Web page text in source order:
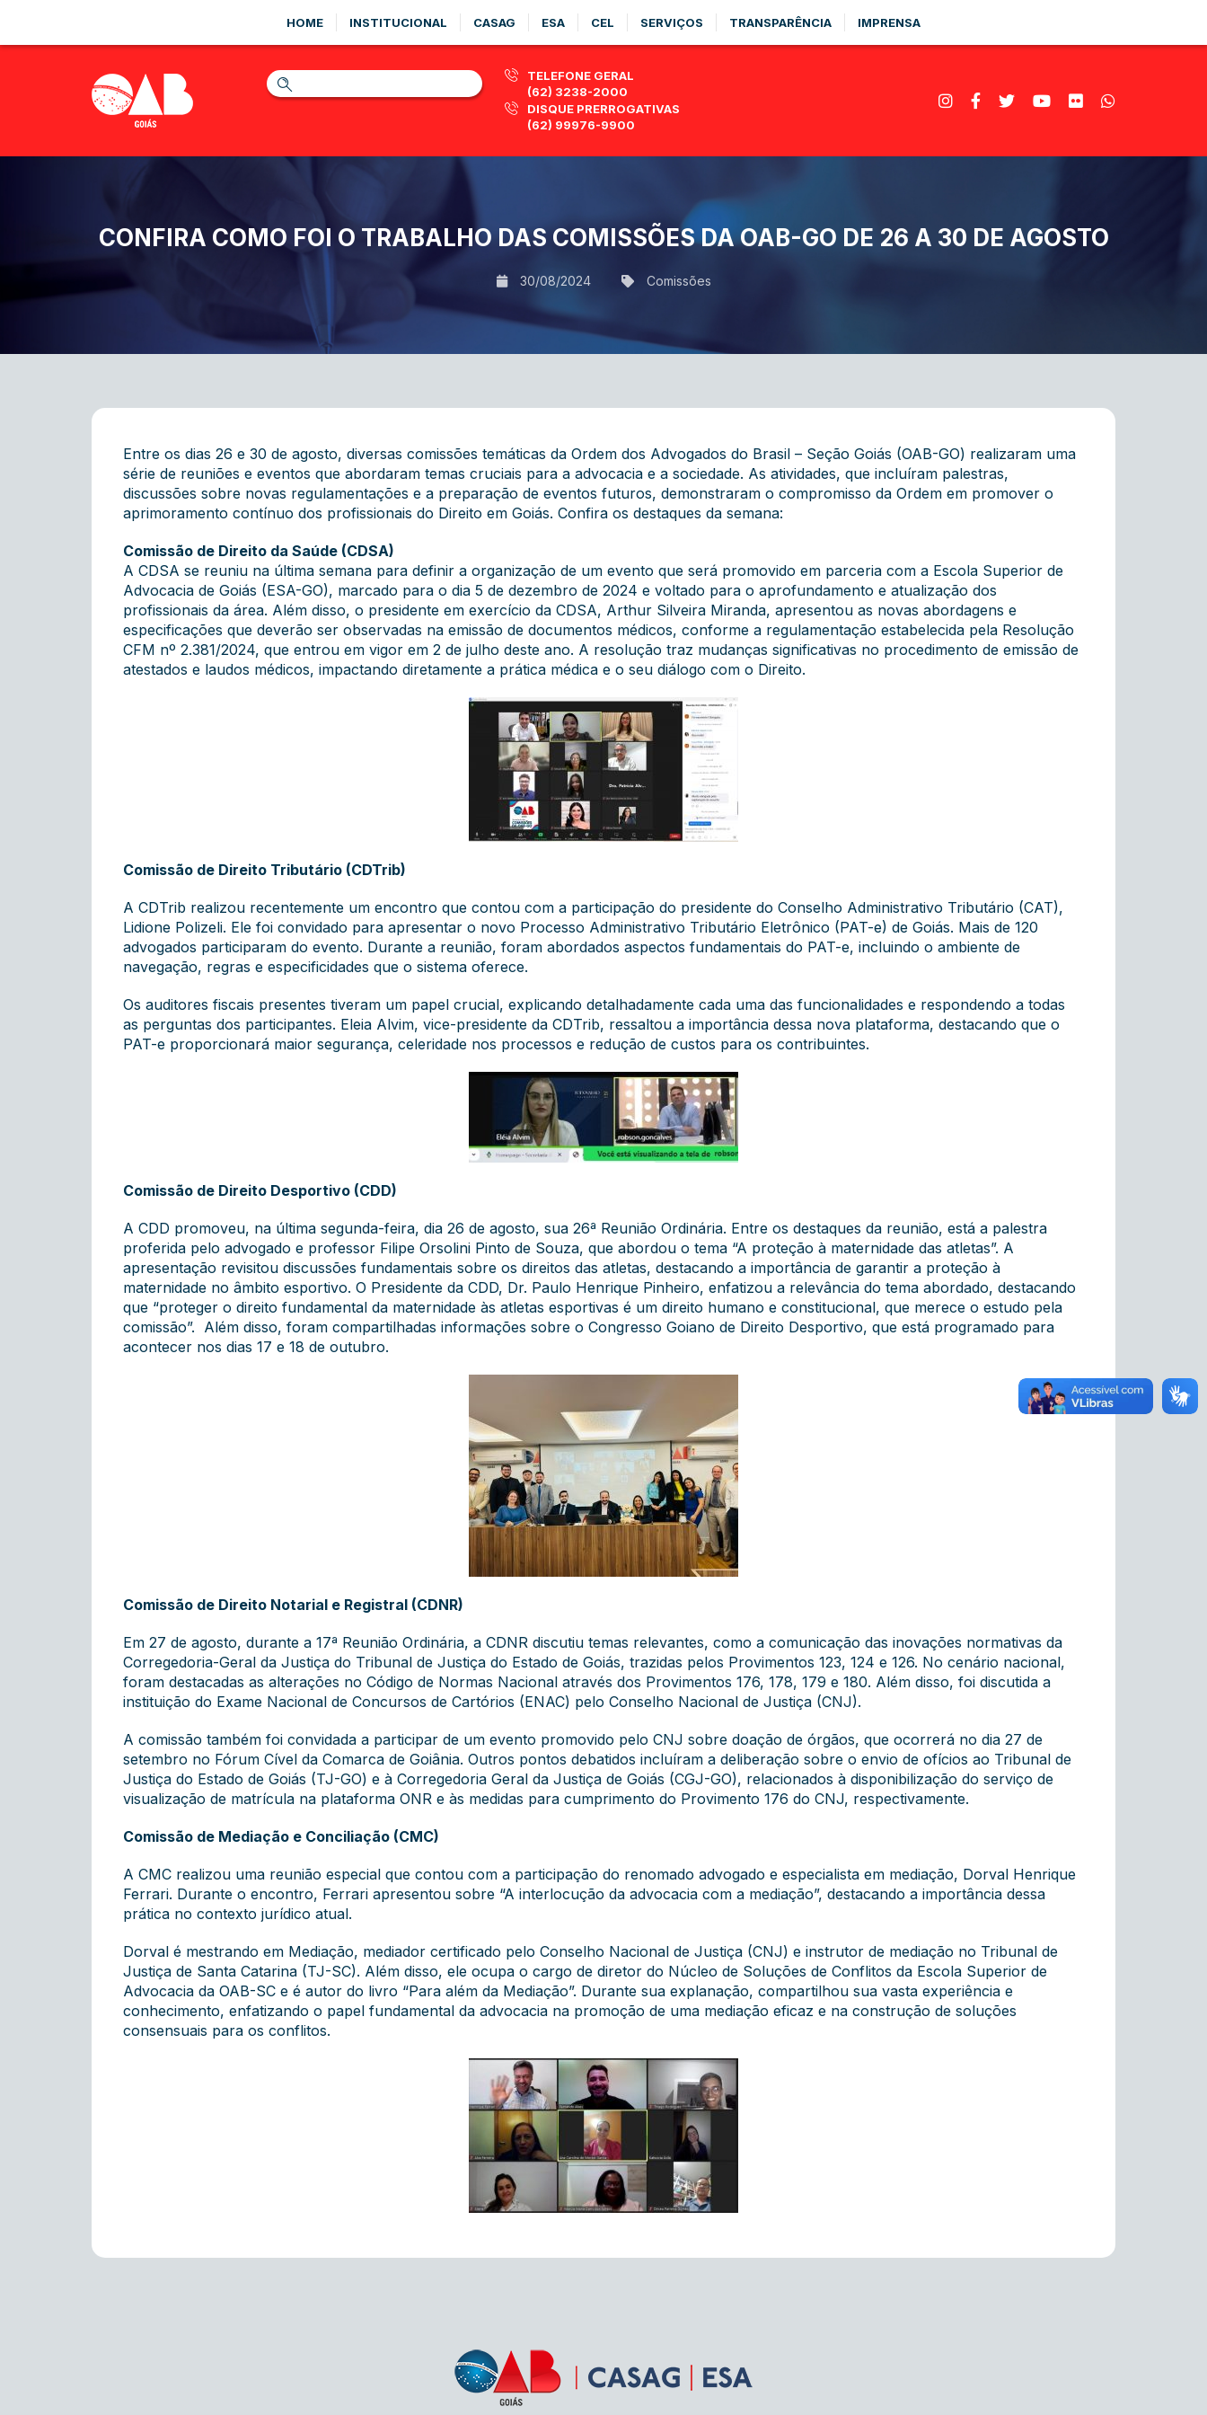
HOME INSTITUCIONAL CASAG ESA CEL SERVIÇOS TRANSPARÊNCIA IMPRENSA
TELEFONE GERAL
(62) 3238-2000
DISQUE PRERROGATIVAS
(62) 99976-9900
CONFIRA COMO FOI O TRABALHO DAS COMISSÕES DA OAB-GO DE 26 A 30 DE AGOSTO
30/08/2024 Comissões
Entre os dias 26 e 30 de agosto, diversas comissões temáticas da Ordem dos Advogados do Brasil – Seção Goiás (OAB-GO) realizaram uma
série de reuniões e eventos que abordaram temas cruciais para a advocacia e a sociedade. As atividades, que incluíram palestras,
discussões sobre novas regulamentações e a preparação de eventos futuros, demonstraram o compromisso da Ordem em promover o
aprimoramento contínuo dos profissionais do Direito em Goiás. Confira os destaques da semana:
Comissão de Direito da Saúde (CDSA)
A CDSA se reuniu na última semana para definir a organização de um evento que será promovido em parceria com a Escola Superior de
Advocacia de Goiás (ESA-GO), marcado para o dia 5 de dezembro de 2024 e voltado para o aprofundamento e atualização dos
profissionais da área. Além disso, o presidente em exercício da CDSA, Arthur Silveira Miranda, apresentou as novas abordagens e
especificações que deverão ser observadas na emissão de documentos médicos, conforme a regulamentação estabelecida pela Resolução
CFM nº 2.381/2024, que entrou em vigor em 2 de julho deste ano. A resolução traz mudanças significativas no procedimento de emissão de
atestados e laudos médicos, impactando diretamente a prática médica e o seu diálogo com o Direito.
Comissão de Direito Tributário (CDTrib)
A CDTrib realizou recentemente um encontro que contou com a participação do presidente do Conselho Administrativo Tributário (CAT),
Lidione Polizeli. Ele foi convidado para apresentar o novo Processo Administrativo Tributário Eletrônico (PAT-e) de Goiás. Mais de 120
advogados participaram do evento. Durante a reunião, foram abordados aspectos fundamentais do PAT-e, incluindo o ambiente de
navegação, regras e especificidades que o sistema oferece.
Os auditores fiscais presentes tiveram um papel crucial, explicando detalhadamente cada uma das funcionalidades e respondendo a todas
as perguntas dos participantes. Eleia Alvim, vice-presidente da CDTrib, ressaltou a importância dessa nova plataforma, destacando que o
PAT-e proporcionará maior segurança, celeridade nos processos e redução de custos para os contribuintes.
Comissão de Direito Desportivo (CDD)
A CDD promoveu, na última segunda-feira, dia 26 de agosto, sua 26ª Reunião Ordinária. Entre os destaques da reunião, está a palestra
proferida pelo advogado e professor Filipe Orsolini Pinto de Souza, que abordou o tema “A proteção à maternidade das atletas”. A
apresentação revisitou discussões fundamentais sobre os direitos das atletas, destacando a importância de garantir a proteção à
maternidade no âmbito esportivo. O Presidente da CDD, Dr. Paulo Henrique Pinheiro, enfatizou a relevância do tema abordado, destacando
que “proteger o direito fundamental da maternidade às atletas esportivas é um direito humano e constitucional, que merece o estudo pela
comissão”. Além disso, foram compartilhadas informações sobre o Congresso Goiano de Direito Desportivo, que está programado para
acontecer nos dias 17 e 18 de outubro.
Comissão de Direito Notarial e Registral (CDNR)
Em 27 de agosto, durante a 17ª Reunião Ordinária, a CDNR discutiu temas relevantes, como a comunicação das inovações normativas da
Corregedoria-Geral da Justiça do Tribunal de Justiça do Estado de Goiás, trazidas pelos Provimentos 123, 124 e 126. No cenário nacional,
foram destacadas as alterações no Código de Normas Nacional através dos Provimentos 176, 178, 179 e 180. Além disso, foi discutida a
instituição do Exame Nacional de Concursos de Cartórios (ENAC) pelo Conselho Nacional de Justiça (CNJ).
A comissão também foi convidada a participar de um evento promovido pelo CNJ sobre doação de órgãos, que ocorrerá no dia 27 de
setembro no Fórum Cível da Comarca de Goiânia. Outros pontos debatidos incluíram a deliberação sobre o envio de ofícios ao Tribunal de
Justiça do Estado de Goiás (TJ-GO) e à Corregedoria Geral da Justiça de Goiás (CGJ-GO), relacionados à disponibilização do serviço de
visualização de matrícula na plataforma ONR e às medidas para cumprimento do Provimento 176 do CNJ, respectivamente.
Comissão de Mediação e Conciliação (CMC)
A CMC realizou uma reunião especial que contou com a participação do renomado advogado e especialista em mediação, Dorval Henrique
Ferrari. Durante o encontro, Ferrari apresentou sobre “A interlocução da advocacia com a mediação”, destacando a importância dessa
prática no contexto jurídico atual.
Dorval é mestrando em Mediação, mediador certificado pelo Conselho Nacional de Justiça (CNJ) e instrutor de mediação no Tribunal de
Justiça de Santa Catarina (TJ-SC). Além disso, ele ocupa o cargo de diretor do Núcleo de Soluções de Conflitos da Escola Superior de
Advocacia da OAB-SC e é autor do livro “Para além da Mediação”. Durante sua explanação, compartilhou sua vasta experiência e
conhecimento, enfatizando o papel fundamental da advocacia na promoção de uma mediação eficaz e na construção de soluções
consensuais para os conflitos.